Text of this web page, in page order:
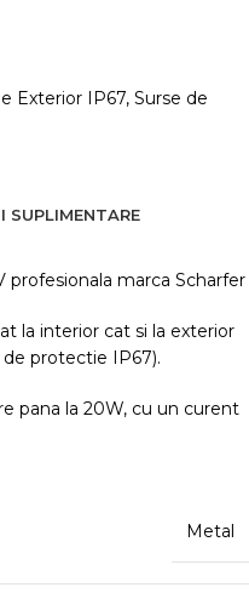
Exterior IP67, Surse de
SUPLIMENTARE
profesionala marca Scharfer
la interior cat si la exterior
protectie IP67).
pana la 20W, cu un curent
Metal